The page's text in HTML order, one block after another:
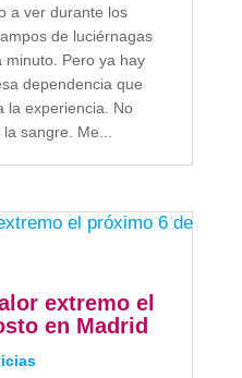
a ver durante los
de luciérnagas
minuto. Pero ya hay
dependencia que
la experiencia. No
sangre. Me...
extremo el
en Madrid